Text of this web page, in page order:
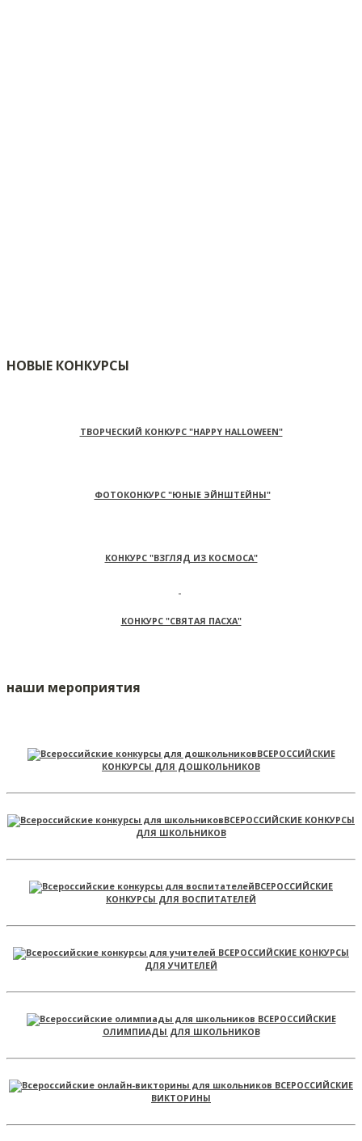
НОВЫЕ КОНКУРСЫ
ТВОРЧЕСКИЙ КОНКУРС "HAPPY HALLOWEEN"
ФОТОКОНКУРС "ЮНЫЕ ЭЙНШТЕЙНЫ"
КОНКУРС "ВЗГЛЯД ИЗ КОСМОСА"
КОНКУРС "СВЯТАЯ ПАСХА"
наши мероприятия
ВСЕРОССИЙСКИЕ
КОНКУРСЫ ДЛЯ ДОШКОЛЬНИКОВ
ВСЕРОССИЙСКИЕ КОНКУРСЫ
ДЛЯ ШКОЛЬНИКОВ
ВСЕРОССИЙСКИЕ
КОНКУРСЫ ДЛЯ ВОСПИТАТЕЛЕЙ
ВСЕРОССИЙСКИЕ КОНКУРСЫ
ДЛЯ УЧИТЕЛЕЙ
ВСЕРОССИЙСКИЕ
ОЛИМПИАДЫ ДЛЯ ШКОЛЬНИКОВ
ВСЕРОССИЙСКИЕ
ВИКТОРИНЫ